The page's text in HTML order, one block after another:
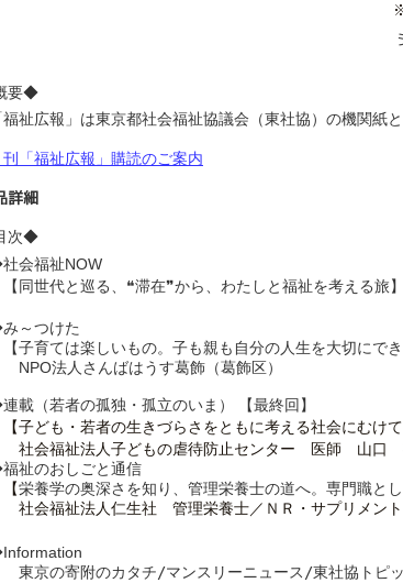
要◆
福祉広報」は東京都社会福祉協議会（東社協）の機関紙
刊「福祉広報」購読のご案内
詳細
次◆
会福祉NOW
同世代と巡る、❝滞在❞から、わたしと福祉を考える旅】
～つけた
子育ては楽しいもの。子も親も自分の人生を大切にでき
法人さんばはうす葛飾（葛飾区）
載（若者の孤独・孤立のいま） 【最終回】
子ども・若者の生きづらさをともに考える社会にむけて
会福祉法人子どもの虐待防止センター　医師　山口　
祉のおしごと通信
栄養学の奥深さを知り、管理栄養士の道へ。専門職と
会福祉法人仁生社　管理栄養士／ＮＲ・サプリメント
京の寄附のカタチ/マンスリーニュース/東社協トピ